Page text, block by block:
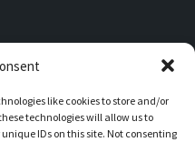
like cookies to store and/or
technologies will allow us to
IDs on this site. Not consenting